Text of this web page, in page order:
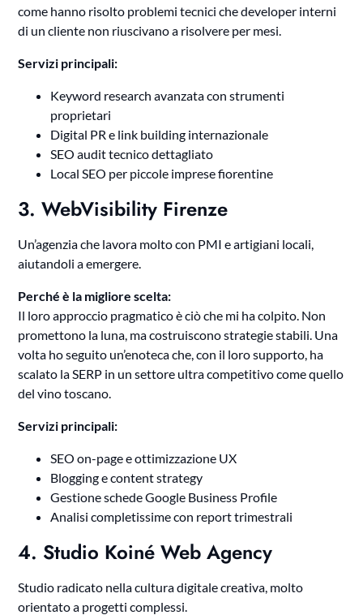
come hanno risolto problemi tecnici che developer interni
di un cliente non riuscivano a risolvere per mesi.
Servizi principali:
Keyword research avanzata con strumenti
proprietari
Digital PR e link building internazionale
SEO audit tecnico dettagliato
Local SEO per piccole imprese fiorentine
3. WebVisibility Firenze
Un’agenzia che lavora molto con PMI e artigiani locali,
aiutandoli a emergere.
Perché è la migliore scelta:
Il loro approccio pragmatico è ciò che mi ha colpito. Non
promettono la luna, ma costruiscono strategie stabili. Una
volta ho seguito un’enoteca che, con il loro supporto, ha
scalato la SERP in un settore ultra competitivo come quello
del vino toscano.
Servizi principali:
SEO on-page e ottimizzazione UX
Blogging e content strategy
Gestione schede Google Business Profile
Analisi completissime con report trimestrali
4. Studio Koiné Web Agency
Studio radicato nella cultura digitale creativa, molto
orientato a progetti complessi.